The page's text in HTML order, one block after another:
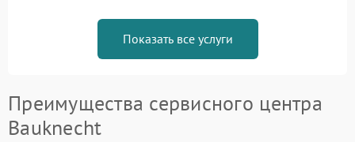
Показать все услуги
Преимущества сервисного центра
Bauknecht